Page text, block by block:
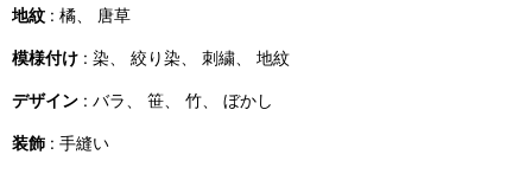
地紋 : 橘、 唐草
模様付け : 染、 絞り染、 刺繍、 地紋
デザイン : バラ、 笹、 竹、 ぼかし
装飾 : 手縫い